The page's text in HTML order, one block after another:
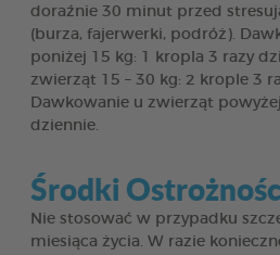
doraźnie 30 minut przed
(burza, fajerwerki, podróż).
poniżej 15 kg: 1 kropla 3 razy
zwierząt 15 – 30 kg: 2 krople 3
Dawkowanie u zwierząt
dziennie.
Środki
Nie stosować w przypadku
miesiąca życia. W razie